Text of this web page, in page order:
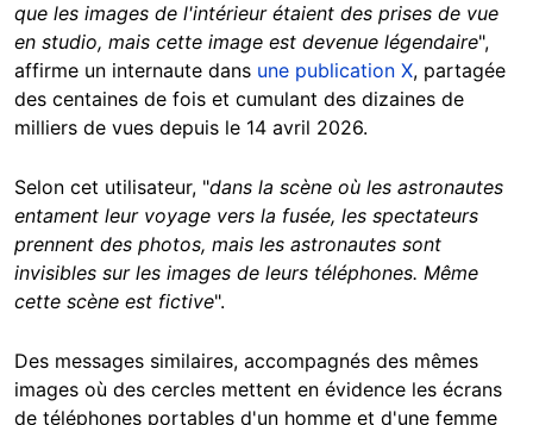
que les images de l'intérieur étaient des prises de vue
en studio, mais cette image est devenue légendaire",
affirme un internaute dans une publication X, partagée
des centaines de fois et cumulant des dizaines de
milliers de vues depuis le 14 avril 2026.
Selon cet utilisateur, "dans la scène où les astronautes
entament leur voyage vers la fusée, les spectateurs
prennent des photos, mais les astronautes sont
invisibles sur les images de leurs téléphones. Même
cette scène est fictive".
Des messages similaires, accompagnés des mêmes
images où des cercles mettent en évidence les écrans
de téléphones portables d'un homme et d'une femme